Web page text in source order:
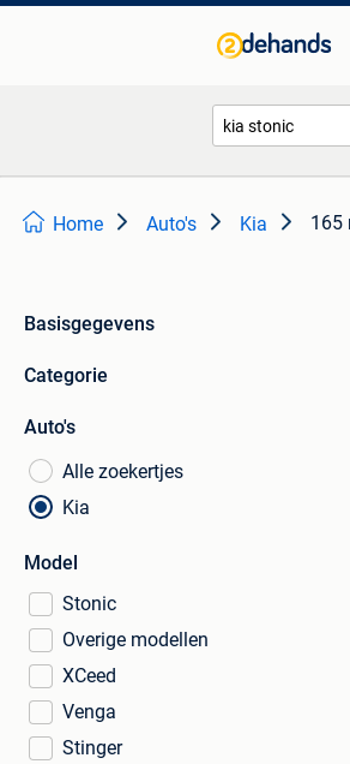
Home Auto's Kia 165
Basisgegevens
Categorie
Auto's
Alle zoekertjes
Kia
Model
Stonic
Overige modellen
XCeed
Venga
Stinger